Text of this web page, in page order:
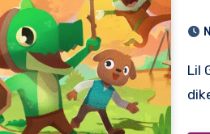
Lil Gator Game adalah permainan video tahun 2022 yang